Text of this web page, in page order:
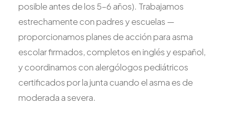
posible antes de los 5-6 años). Trabajamos
estrechamente con padres y escuelas —
proporcionamos planes de acción para asma
escolar firmados, completos en inglés y español,
y coordinamos con alergólogos pediátricos
certificados por la junta cuando el asma es de
moderada a severa.